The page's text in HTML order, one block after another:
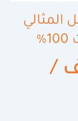
المثالي
/